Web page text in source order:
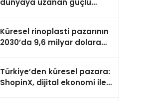
dünyaya uzanan güçlü
Küresel rinoplasti pazarının
2030’da 9,6 milyar dolara
Türkiye’den küresel pazara:
ShopinX, dijital ekonomi ile